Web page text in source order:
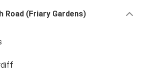
Road (Friary Gardens)